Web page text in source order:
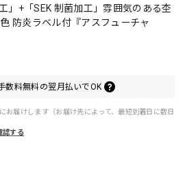
」+「SEK 制菌加工」雰囲気のある杢
防炎ラベル付『アスフューチャ
数料無料の翌月払いでOK
届けします（お届け先によって、最短到着日に数日
認する